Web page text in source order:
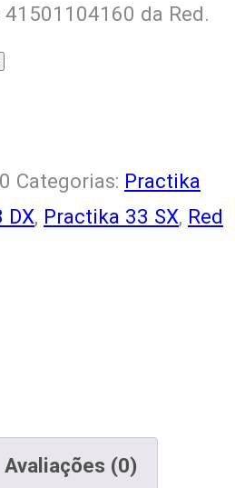
da Red.
Categorias: Practika
DX, Practika 33 SX, Red
Avaliações (0)